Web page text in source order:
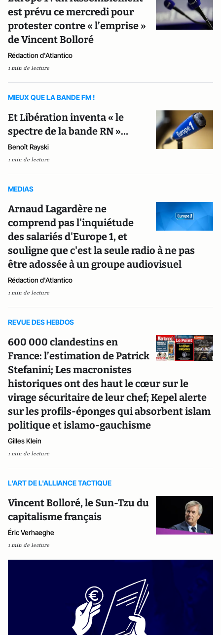
est prévu ce mercredi pour
protester contre « l’emprise »
de Vincent Bolloré
Rédaction d'Atlantico
1 min de lecture
MIEUX QUE LA BANDE FM !
Et Libération inventa « le
spectre de la bande RN »…
Benoît Rayski
1 min de lecture
MEDIAS
Arnaud Lagardère ne
comprend pas l'inquiétude
des salariés d'Europe 1, et
souligne que c'est la seule radio à ne pas
être adossée à un groupe audiovisuel
Rédaction d'Atlantico
1 min de lecture
REVUE DES HEBDOS
600 000 clandestins en
France: l’estimation de Patrick
Stefanini; Les macronistes
historiques ont des haut le cœur sur le
virage sécuritaire de leur chef; Kepel alerte
sur les profils-éponges qui absorbent islam
politique et islamo-gauchisme
Gilles Klein
1 min de lecture
L'ART DE L'ALLIANCE TACTIQUE
Vincent Bolloré, le Sun-Tzu du
capitalisme français
Éric Verhaeghe
1 min de lecture